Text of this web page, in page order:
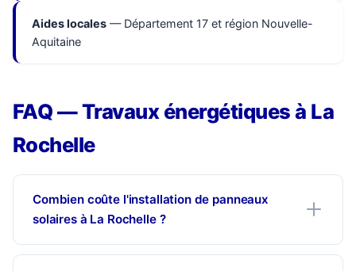
Aides locales — Département 17 et région Nouvelle-
Aquitaine
FAQ — Travaux énergétiques à La
Rochelle
Combien coûte l'installation de panneaux
solaires à La Rochelle ?